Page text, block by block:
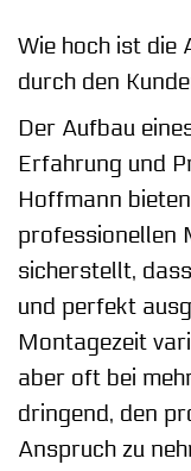
Wie hoch ist die
durch den
Der Aufbau
Erfahrung und
Hoffmann
professionellen
sicherstellt,
und perfekt
Montagezeit
aber oft bei
dringend, den
Anspruch zu